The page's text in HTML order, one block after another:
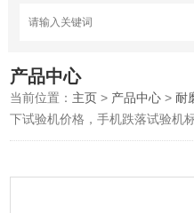
产品中心
当前位置： 主页 > 产品中心 > 耐
下试验机价格，手机跌落试验机